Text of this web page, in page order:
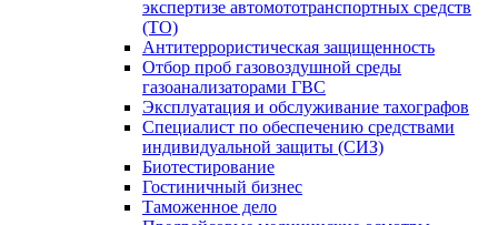
экспертизе автомототранспортных средств
(ТО)
Антитеррористическая защищенность
Отбор проб газовоздушной среды
газоанализаторами ГВС
Эксплуатация и обслуживание тахографов
Специалист по обеспечению средствами
индивидуальной защиты (СИЗ)
Биотестирование
Гостиничный бизнес
Таможенное дело